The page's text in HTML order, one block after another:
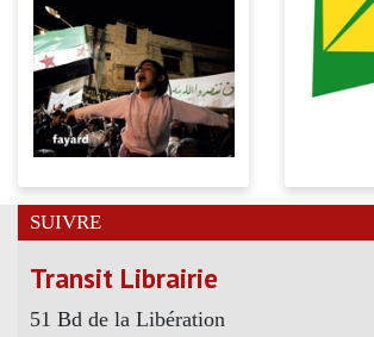
SUIVRE
Transit Librairie
51 Bd de la Libération